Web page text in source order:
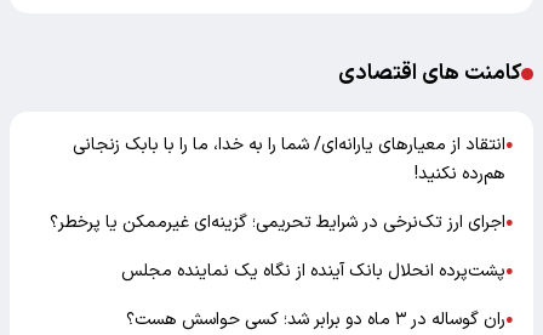
کامنت های اقتصادی
●انتقاد از معیارهای یارانه‌ای/ شما را به خدا، ما را با بابک زنجانی
هم‌رده نکنید!
●اجرای ارز تک‌نرخی در شرایط تحریمی؛ گزینه‌ای غیرممکن یا پرخطر؟
●پشت‌پرده انحلال بانک آینده از نگاه یک نماینده مجلس
●ران گوساله در ۳ ماه دو برابر شد؛ کسی حواسش هست؟